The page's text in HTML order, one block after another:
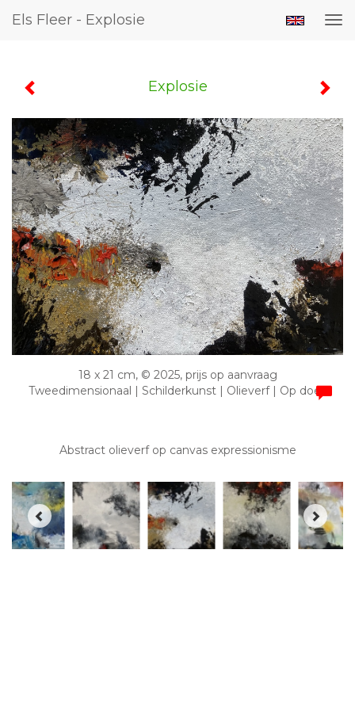
Els Fleer - Explosie
Explosie
18 x 21 cm, © 2025, prijs op aanvraag
Tweedimensionaal | Schilderkunst | Olieverf | Op doek
Abstract olieverf op canvas expressionisme